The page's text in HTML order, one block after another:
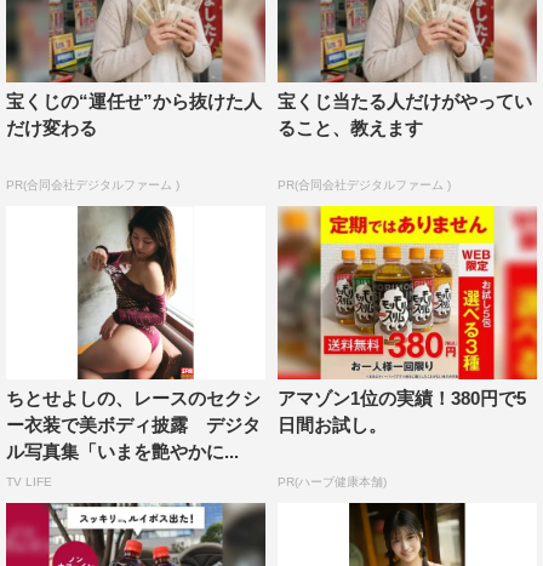
宝くじの“運任せ”から抜けた人
だけ変わる
PR(合同会社デジタルファーム )
宝くじ当たる人だけがやってい
ること、教えます
PR(合同会社デジタルファーム )
ちとせよしの、レースのセクシ
ー衣装で美ボディ披露 デジタ
ル写真集「いまを艶やかに...
TV LIFE
アマゾン1位の実績！380円で5
日間お試し。
PR(ハーブ健康本舗)